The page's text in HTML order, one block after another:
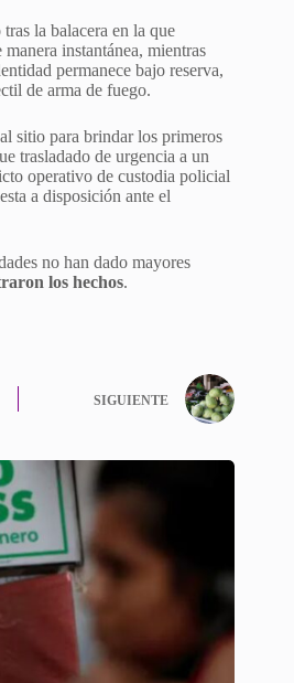
la balacera en la que
instantánea, mientras
permanece bajo reserva,
de arma de fuego.
sitio para brindar los primeros
trasladado de urgencia a un
operativo de custodia policial
a disposición ante el
no han dado mayores
los hechos.
SIGUIENTE